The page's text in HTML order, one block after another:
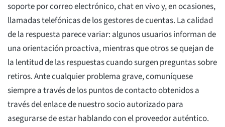
soporte por correo electrónico, chat en vivo y, en ocasiones,
llamadas telefónicas de los gestores de cuentas. La calidad
de la respuesta parece variar: algunos usuarios informan de
una orientación proactiva, mientras que otros se quejan de
la lentitud de las respuestas cuando surgen preguntas sobre
retiros. Ante cualquier problema grave, comuníquese
siempre a través de los puntos de contacto obtenidos a
través del enlace de nuestro socio autorizado para
asegurarse de estar hablando con el proveedor auténtico.